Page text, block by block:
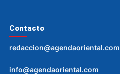
Contacto
redaccion@agendaoriental.com
info@agendaoriental.com